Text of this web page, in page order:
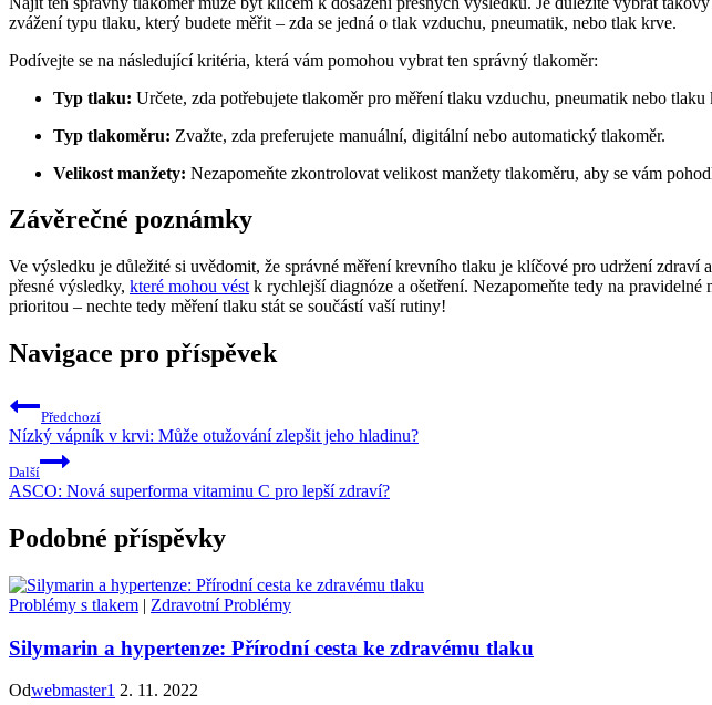
zvážení typu tlaku, který budete měřit – zda se jedná o tlak vzduchu, pneumatik, nebo tlak krve.
Podívejte se na následující kritéria, která vám pomohou vybrat ten správný tlakoměr:
Typ tlaku: Určete, zda potřebujete tlakoměr pro měření tlaku vzduchu, pneumatik nebo tlaku
Typ tlakoměru: Zvažte, zda preferujete manuální, digitální nebo automatický tlakoměr.
Velikost manžety: Nezapomeňte zkontrolovat velikost manžety tlakoměru, aby se vám
Závěrečné poznámky
Ve výsledku je důležité si uvědomit, že správné měření krevního tlaku je klíčové pro udržení
přesné výsledky, které mohou vést k rychlejší diagnóze a ošetření. Nezapomeňte tedy na
prioritou – nechte tedy měření tlaku stát se součástí vaší rutiny!
Navigace pro příspěvek
Předchozí
Nízký vápník v krvi: Může otužování zlepšit jeho hladinu?
Další
ASCO: Nová superforma vitaminu C pro lepší zdraví?
Podobné příspěvky
Problémy s tlakem | Zdravotní Problémy
Silymarin a hypertenze: Přírodní cesta ke zdravému tlaku
Odwebmaster1 2. 11. 2022